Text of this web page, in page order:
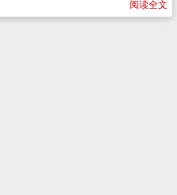
阅读全文